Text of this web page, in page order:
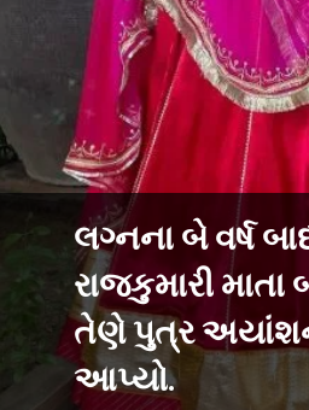
લગ્નના બે વર્ષ
રાજકુમારી
તેણે પુત્ર
આપ્યો.